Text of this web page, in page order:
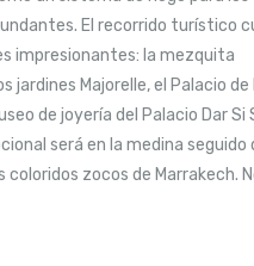
El recorrido turístico
impresionantes: la mezquita
jardines Majorelle, el Palacio de
de joyería del Palacio Dar Si
será en la medina seguido
coloridos zocos de Marrakech.